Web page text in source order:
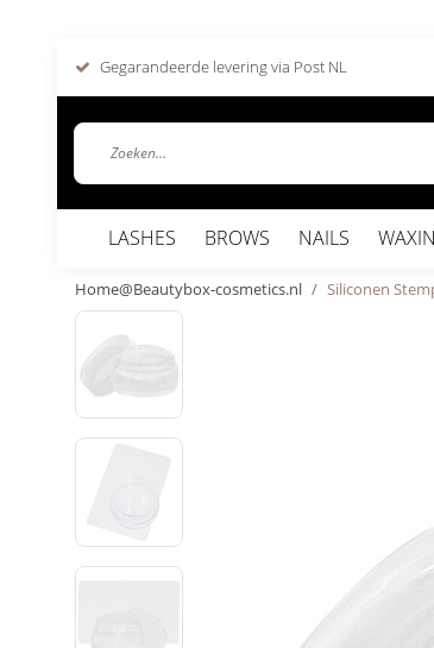
Gegarandeerde levering via Post NL
LASHES BROWS NAILS
Home@Beautybox-cosmetics.nl Siliconen